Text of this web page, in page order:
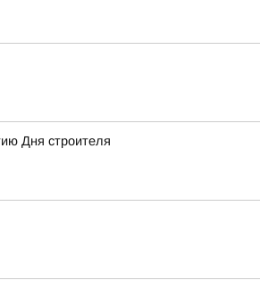
Дня строителя